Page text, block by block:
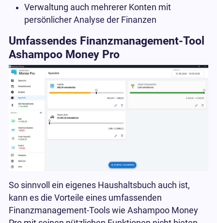
Verwaltung auch mehrerer Konten mit
persönlicher Analyse der Finanzen
Umfassendes Finanzmanagement-Tool
Ashampoo Money Pro
So sinnvoll ein eigenes Haushaltsbuch auch ist,
kann es die Vorteile eines umfassenden
Finanzmanagement-Tools wie Ashampoo Money